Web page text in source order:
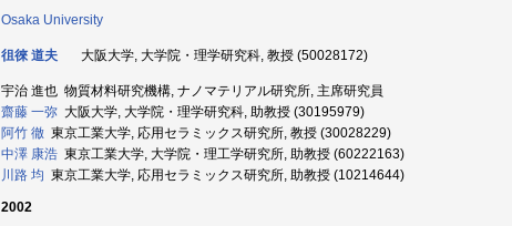
Osaka University
徂徠 道夫 大阪大学, 大学院・理学研究科, 教授 (50028172)
宇治 進也 物質材料研究機構, ナノマテリアル研究所, 主席研究員
齋藤 一弥 大阪大学, 大学院・理学研究科, 助教授 (30195979)
阿竹 徹 東京工業大学, 応用セラミックス研究所, 教授 (30028229)
中澤 康浩 東京工業大学, 大学院・理工学研究所, 助教授 (60222163)
川路 均 東京工業大学, 応用セラミックス研究所, 助教授 (10214644)
2002